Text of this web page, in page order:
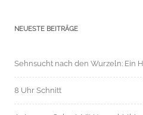
NEUESTE BEITRÄGE
Sehnsucht nach den Wurzeln: Ein
8 Uhr Schnitt